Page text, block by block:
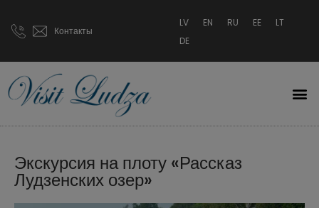
Контакты
LV EN RU EE
LT
DE
Экскурсия на плоту «Рассказ
Лудзенских озер»